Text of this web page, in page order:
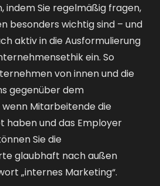
indem Sie regelmäßig fragen,
besonders wichtig sind – und
aktiv in die Ausformulierung
ein. So
von innen und die
gegenüber dem
wenn Mitarbeitende die
haben und das Employer
Sie die
glaubhaft nach außen
„internes Marketing“.